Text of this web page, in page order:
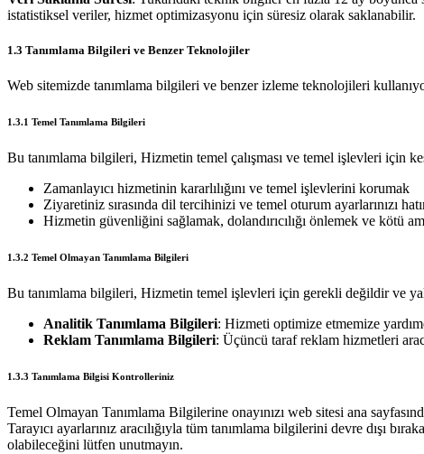
istatistiksel veriler, hizmet optimizasyonu için süresiz olarak saklanabilir.
1.3 Tanımlama Bilgileri ve Benzer Teknolojiler
Web sitemizde tanımlama bilgileri ve benzer izleme teknolojileri
1.3.1 Temel Tanımlama Bilgileri
Bu tanımlama bilgileri, Hizmetin temel çalışması ve temel işlevleri için
Zamanlayıcı hizmetinin kararlılığını ve temel işlevlerini korumak
Ziyaretiniz sırasında dil tercihinizi ve temel oturum ayarlarınızı
Hizmetin güvenliğini sağlamak, dolandırıcılığı önlemek ve kötü
1.3.2 Temel Olmayan Tanımlama Bilgileri
Bu tanımlama bilgileri, Hizmetin temel işlevleri için gerekli değildir ve
Analitik Tanımlama Bilgileri: Hizmeti optimize etmemize
Reklam Tanımlama Bilgileri: Üçüncü taraf reklam hizmetleri
1.3.3 Tanımlama Bilgisi Kontrolleriniz
Temel Olmayan Tanımlama Bilgilerine onayınızı web sitesi ana
Tarayıcı ayarlarınız aracılığıyla tüm tanımlama bilgilerini devre dışı
olabileceğini lütfen unutmayın.